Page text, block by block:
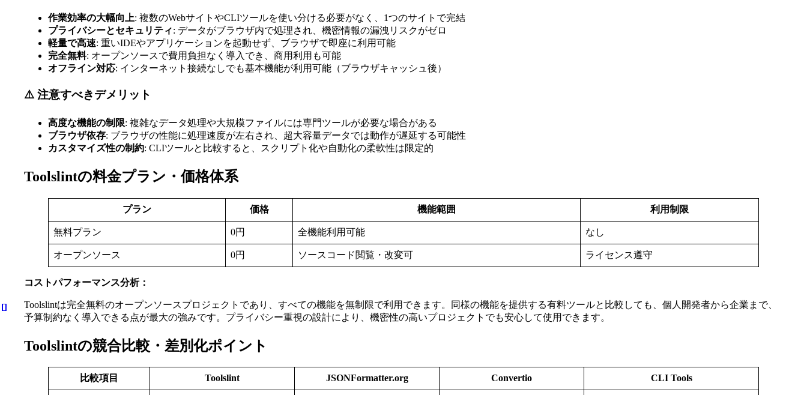
作業効率の大幅向上: 複数のWebサイトやCLIツールを使い分ける必要がなく、1つのサイトで完結
プライバシーとセキュリティ: データがブラウザ内で処理され、機密情報の漏洩リスクがゼロ
軽量で高速: 重いIDEやアプリケーションを起動せず、ブラウザで即座に利用可能
完全無料: オープンソースで費用負担なく導入でき、商用利用も可能
オフライン対応: インターネット接続なしでも基本機能が利用可能（ブラウザキャッシュ後）
⚠️ 注意すべきデメリット
高度な機能の制限: 複雑なデータ処理や大規模ファイルには専門ツールが必要な場合がある
ブラウザ依存: ブラウザの性能に処理速度が左右され、超大容量データでは動作が遅延する可能性
カスタマイズ性の制約: CLIツールと比較すると、スクリプト化や自動化の柔軟性は限定的
Toolslintの料金プラン・価格体系
プラン 価格 機能範囲 利用制限
無料プラン 0円 全機能利用可能 なし
オープンソース 0円 ソースコード閲覧・改変可 ライセンス遵守
コストパフォーマンス分析：
Toolslintは完全無料のオープンソースプロジェクトであり、すべての機能を無制限で利用できます。同様の機能を提供する有料ツールと比較しても、個人開発者から企業まで、
予算制約なく導入できる点が最大の強みです。プライバシー重視の設計により、機密性の高いプロジェクトでも安心して使用できます。
Toolslintの競合比較・差別化ポイント
比較項目 Toolslint JSONFormatter.org Convertio CLI Tools